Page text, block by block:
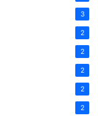
3
2
2
2
2
2